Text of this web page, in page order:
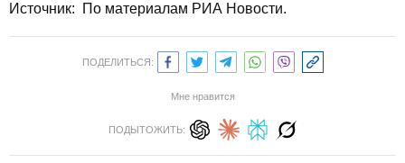
Источник: По материалам РИА Новости.
ПОДЕЛИТЬСЯ:
Мне нравится
ПОДЫТОЖИТЬ: